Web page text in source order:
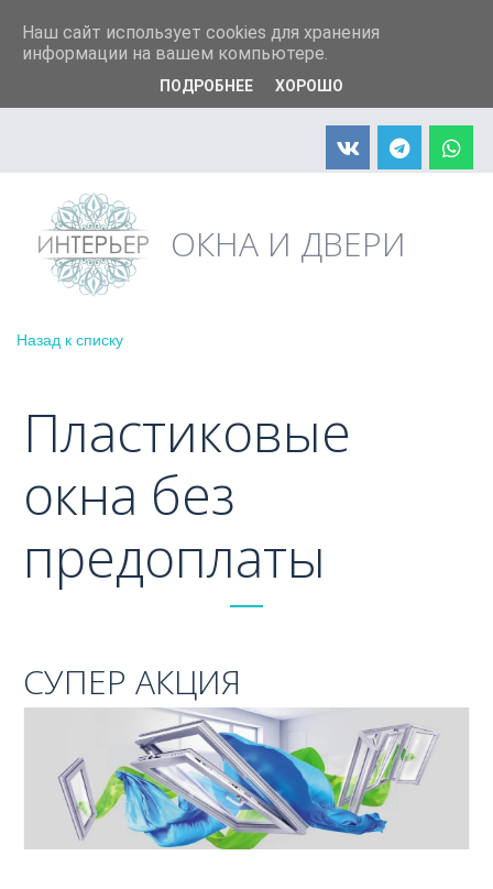
+7 (904) 598-90-66 info@interier33.ru
АКЦИЯ! Москитная сетка в подарок
ОКНА И ДВЕРИ
Назад к списку
Пластиковые
окна без
предоплаты
СУПЕР АКЦИЯ
Наш сайт использует cookies для хранения
информации на вашем компьютере.
ПОДРОБНЕЕ ХОРОШО